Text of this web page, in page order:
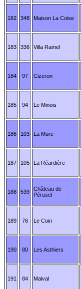
182 348 Maison La Coise
183 336 Villa Ramel
184 97 Cizeron
185 94 Le Minois
186 103 La Mure
187 105 La Réardière
188 539
Château de
Pérusel
189 76 Le Coin
190 80 Les Asthiers
191 84 Malval